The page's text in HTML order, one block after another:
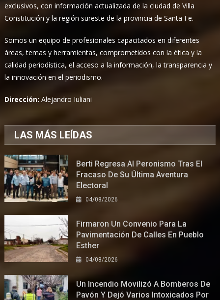
exclusivos, con información actualizada de la ciudad de Villa
Constitución y la región sureste de la provincia de Santa Fe.
Somos un equipo de profesionales capacitados en diferentes
áreas, temas y herramientas, comprometidos con la ética y la
calidad periodística, el acceso a la información, la transparencia y
la innovación en el periodismo.
Dirección:Alejandro Iuliani
LAS MÁS LEÍDAS
Berti Regresa Al Peronismo Tras El
Fracaso De Su Última Aventura
Electoral
04/08/2026
Firmaron Un Convenio Para La
Pavimentación De Calles En Pueblo
Esther
04/08/2026
Un Incendio Movilizó A Bomberos De
Pavón Y Dejó Varios Intoxicados Por